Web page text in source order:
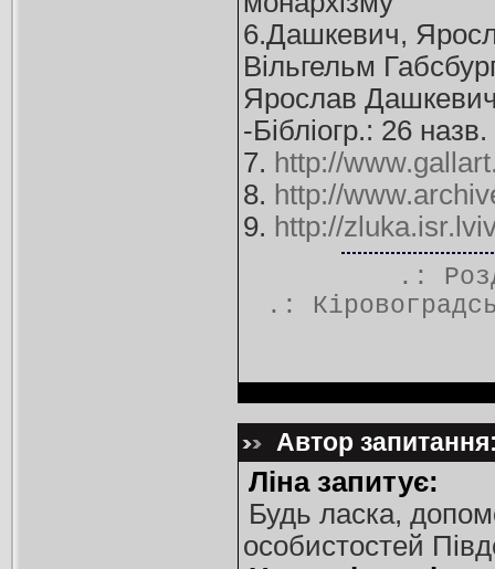
6.Дашкевич,
Вільгельм
Ярослав
-Бібліогр.: 26 назв.
7. http://
8. http://
9. http://
.:
.:
Автор
Ліна запитує:
Будь ласка,
особистостей